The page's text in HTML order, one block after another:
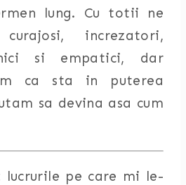
lung. Cu totii ne
increzatori,
si empatici, dar
ca sta in puterea
sa devina asa cum
lucrurile pe care mi le-